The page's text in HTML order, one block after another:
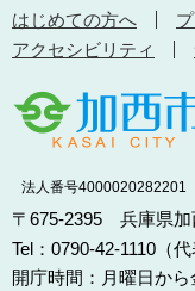
はじめての方へ
アクセシビリティ
法人番号4000020282201
〒675-2395 兵庫県加
Tel：0790-42-1110（代
開庁時間：月曜日か